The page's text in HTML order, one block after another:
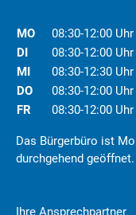
MO 08:30-12:00 Uhr
DI
08:30-12:00 Uhr
MI
08:30-12:30 Uhr
DO
08:30-12:00 Uhr
FR
08:30-12:00 Uhr
Das Bürgerbüro ist
durchgehend geöffnet.
Ihre Ansprechpartner